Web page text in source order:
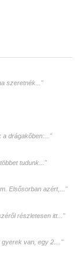
szeretnék..."
a drágakőben:..."
tudunk..."
Elsősorban azért,..."
részletesen itt..."
gyerek van, egy 2...."